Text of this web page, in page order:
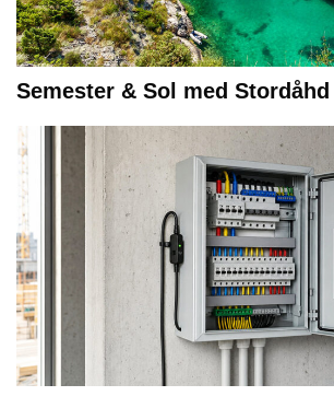
Semester & Sol med Stordåhd